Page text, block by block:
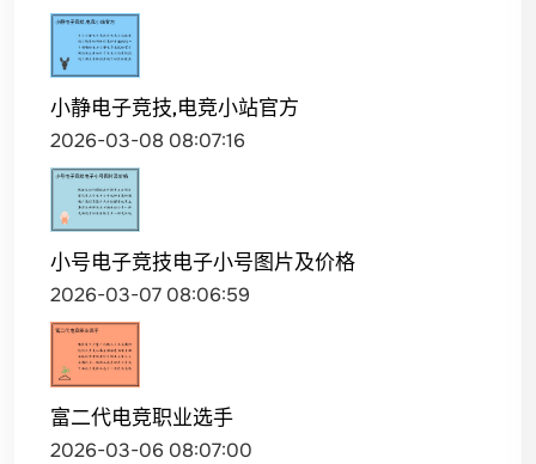
小静电子竞技,电竞小站官方
2026-03-08 08:07:16
小号电子竞技电子小号图片及价格
2026-03-07 08:06:59
富二代电竞职业选手
2026-03-06 08:07:00